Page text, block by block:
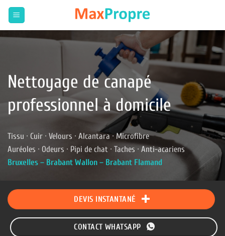
Passer
contenu
Nettoyage de canapé
professionnel à domicile
Tissu · Cuir · Velours · Alcantara · Microfibre
Auréoles · Odeurs · Pipi de chat · Taches · Anti-acariens
Bruxelles – Brabant Wallon – Brabant Flamand
DEVIS INSTANTANÉ
CONTACT WHATSAPP